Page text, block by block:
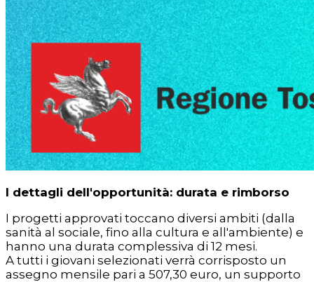
I dettagli dell'opportunità: durata e rimborso
I progetti approvati toccano diversi ambiti (dalla
sanità al sociale, fino alla cultura e all'ambiente) e
hanno una durata complessiva di 12 mesi.
A tutti i giovani selezionati verrà corrisposto un
assegno mensile pari a 507,30 euro, un supporto